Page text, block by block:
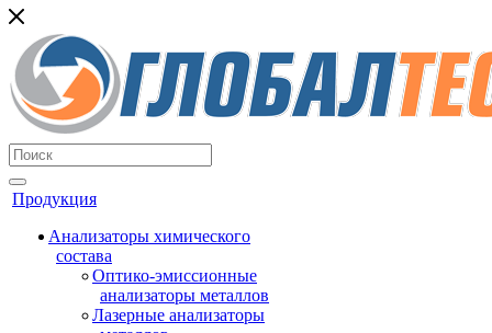
Продукция
Анализаторы химического
состава
Оптико-эмиссионные
анализаторы металлов
Лазерные анализаторы